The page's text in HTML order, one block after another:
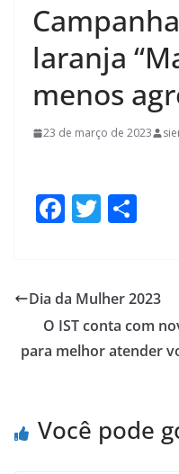
laranja
menos
23 de março de 2023
F
b
o
o
T
er e
Dia da Mulher 2023
O IST conta com
para melhor atender
Você pode